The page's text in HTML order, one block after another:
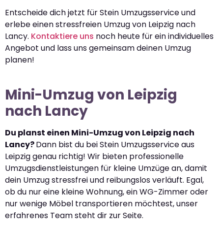
Entscheide dich jetzt für Stein Umzugsservice und
erlebe einen stressfreien Umzug von Leipzig nach
Lancy. Kontaktiere uns noch heute für ein individuelles
Angebot und lass uns gemeinsam deinen Umzug
planen!
Mini-Umzug von Leipzig
nach Lancy
Du planst einen Mini-Umzug von Leipzig nach
Lancy?Dann bist du bei Stein Umzugsservice aus
Leipzig genau richtig! Wir bieten professionelle
Umzugsdienstleistungen für kleine Umzüge an, damit
dein Umzug stressfrei und reibungslos verläuft. Egal,
ob du nur eine kleine Wohnung, ein WG-Zimmer oder
nur wenige Möbel transportieren möchtest, unser
erfahrenes Team steht dir zur Seite.